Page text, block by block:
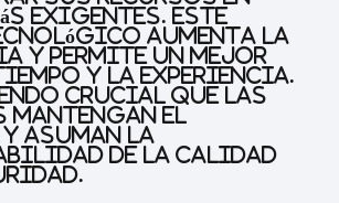
exigentes. Este
aumenta la
y permite un mejor
y la experiencia.
crucial que las
mantengan el
asuman la
de la calidad